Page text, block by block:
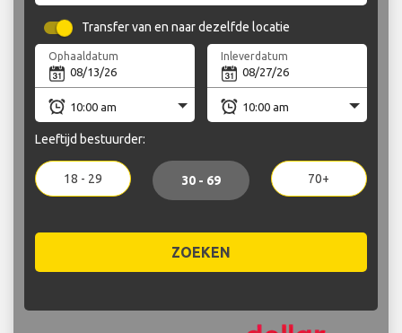
Transfer van en naar dezelfde locatie
Ophaaldatum Inleverdatum
Leeftijd bestuurder:
18 - 29 30 - 69 70+
ZOEKEN